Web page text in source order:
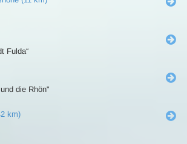
Fulda“
die Rhön"
km)